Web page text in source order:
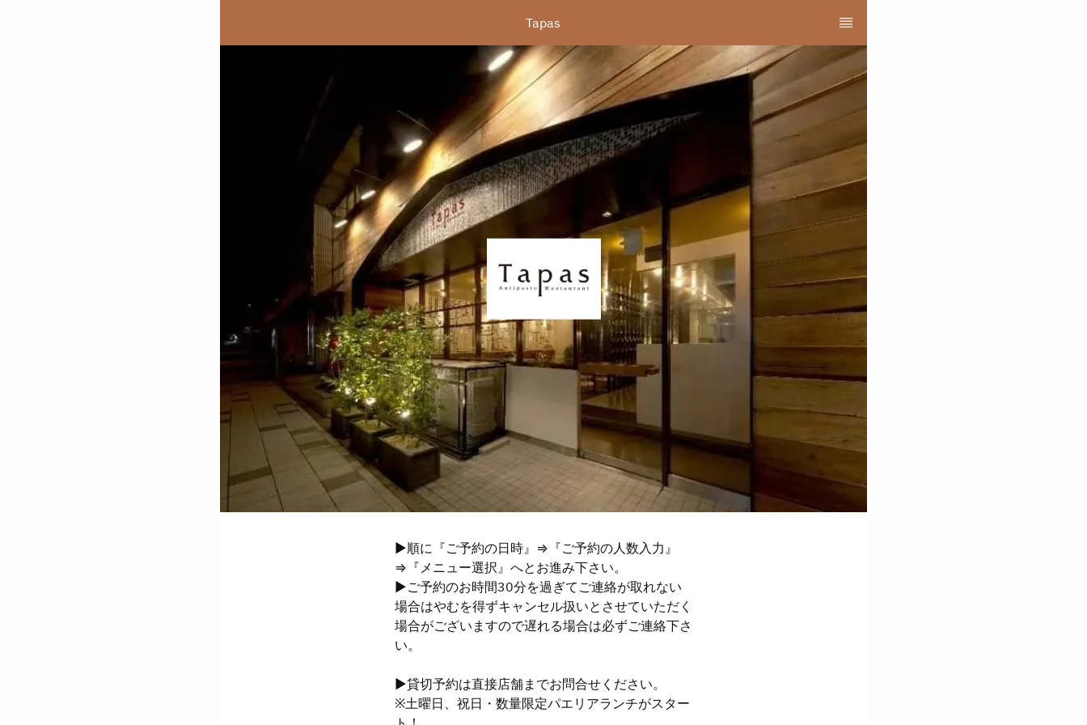
Tapas
▶順に『ご予約の日時』⇒『ご予約の人数入力』
⇒『メニュー選択』へとお進み下さい。
▶ご予約のお時間30分を過ぎてご連絡が取れない
場合はやむを得ずキャンセル扱いとさせていただく
場合がございますので遅れる場合は必ずご連絡下さ
い。
▶貸切予約は直接店舗までお問合せください。
※土曜日、祝日・数量限定パエリアランチがスター